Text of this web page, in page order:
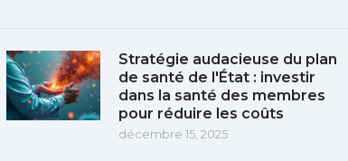
Stratégie audacieuse du plan
de santé de l'État : investir
dans la santé des membres
pour réduire les coûts
décembre 15, 2025